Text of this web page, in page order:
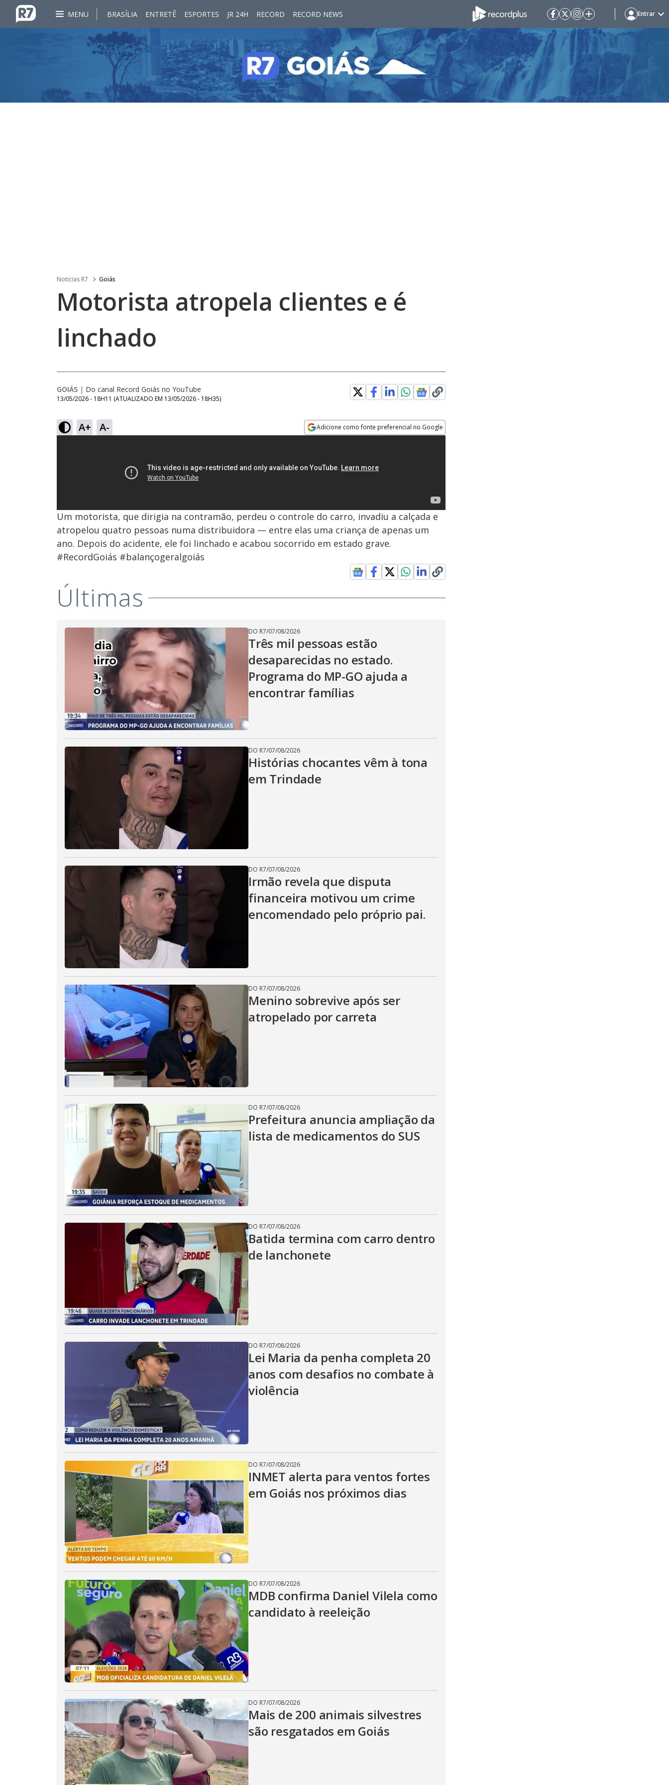
MENU BRASÍLIA ENTRETÊ ESPORTES JR 24H RECORD RECORD NEWS Entrar
Noticias R7 Goiás
Motorista atropela clientes e é
linchado
GOIÁS | Do canal Record Goiás no YouTube
13/05/2026 - 18H11 (ATUALIZADO EM 13/05/2026 - 18H35)
A+ A- Adicione como fonte preferencial no Google
Um motorista, que dirigia na contramão, perdeu o controle do carro, invadiu a calçada e
atropelou quatro pessoas numa distribuidora — entre elas uma criança de apenas um
ano. Depois do acidente, ele foi linchado e acabou socorrido em estado grave.
#RecordGoiás #balançogeralgoiás
Últimas
DO R7/07/08/2026
Três mil pessoas estão
desaparecidas no estado.
Programa do MP-GO ajuda a
encontrar famílias
DO R7/07/08/2026
Histórias chocantes vêm à tona
em Trindade
DO R7/07/08/2026
Irmão revela que disputa
financeira motivou um crime
encomendado pelo próprio pai.
DO R7/07/08/2026
Menino sobrevive após ser
atropelado por carreta
DO R7/07/08/2026
Prefeitura anuncia ampliação da
lista de medicamentos do SUS
DO R7/07/08/2026
Batida termina com carro dentro
de lanchonete
DO R7/07/08/2026
Lei Maria da penha completa 20
anos com desafios no combate à
violência
DO R7/07/08/2026
INMET alerta para ventos fortes
em Goiás nos próximos dias
DO R7/07/08/2026
MDB confirma Daniel Vilela como
candidato à reeleição
DO R7/07/08/2026
Mais de 200 animais silvestres
são resgatados em Goiás